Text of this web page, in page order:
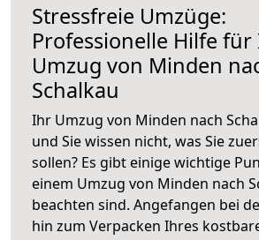
Stressfreie Umzüge:
Professionelle Hilfe
Umzug von Minden
Schalkau
Ihr Umzug von Minden nach
und Sie wissen nicht, was Sie
sollen? Es gibt einige wichtige
einem Umzug von Minden nach
beachten sind. Angefangen bei
hin zum Verpacken Ihres